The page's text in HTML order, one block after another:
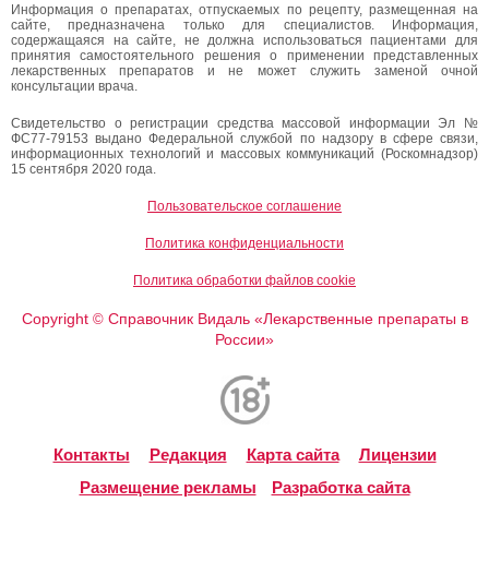
Информация о препаратах, отпускаемых по рецепту, размещенная на
сайте, предназначена только для специалистов. Информация,
содержащаяся на сайте, не должна использоваться пациентами для
принятия самостоятельного решения о применении представленных
лекарственных препаратов и не может служить заменой очной
консультации врача.
Свидетельство о регистрации средства массовой информации Эл №
ФС77-79153 выдано Федеральной службой по надзору в сфере связи,
информационных технологий и массовых коммуникаций (Роскомнадзор)
15 сентября 2020 года.
Пользовательское соглашение
Политика конфиденциальности
Политика обработки файлов cookie
Copyright ©Справочник Видаль «Лекарственные препараты в
России»
Контакты Редакция Карта сайта
Лицензии
Размещение рекламы
Разработка сайта